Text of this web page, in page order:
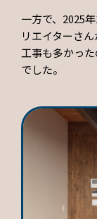
一方で、2025
リエイターさ
工事も多かっ
でした。